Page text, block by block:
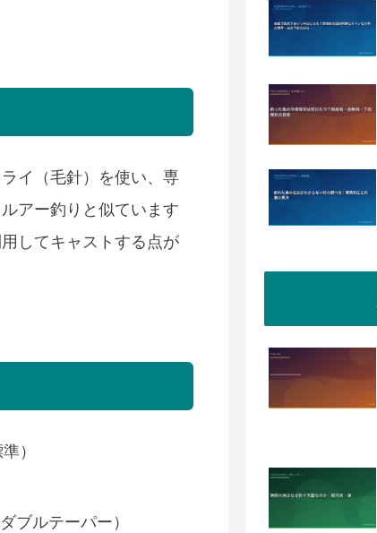
イ（毛針）を使い、専
アー釣りと似ています
してキャストする点が
）
ブルテーパー）